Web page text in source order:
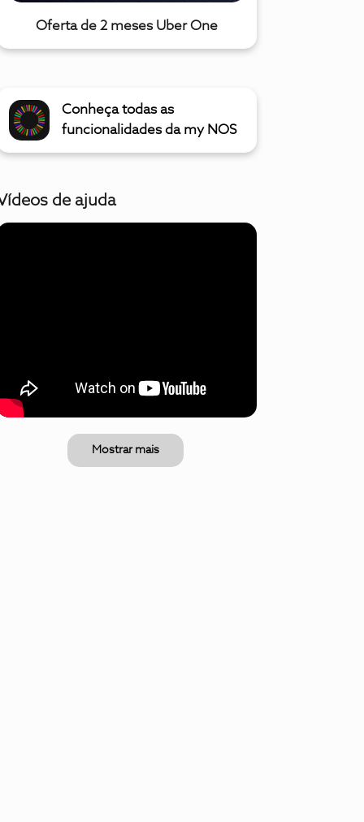
Oferta de 2 meses Uber One
Conheça todas as
funcionalidades da my NOS
de ajuda
Mostrar mais